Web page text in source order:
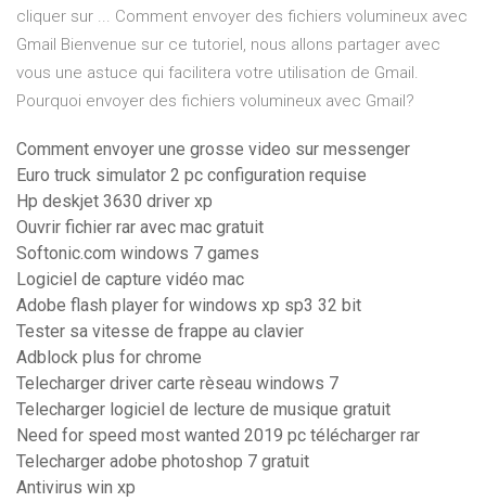
cliquer sur ... Comment envoyer des fichiers volumineux avec
Gmail Bienvenue sur ce tutoriel, nous allons partager avec
vous une astuce qui facilitera votre utilisation de Gmail.
Pourquoi envoyer des fichiers volumineux avec Gmail?
Comment envoyer une grosse video sur messenger
Euro truck simulator 2 pc configuration requise
Hp deskjet 3630 driver xp
Ouvrir fichier rar avec mac gratuit
Softonic.com windows 7 games
Logiciel de capture vidéo mac
Adobe flash player for windows xp sp3 32 bit
Tester sa vitesse de frappe au clavier
Adblock plus for chrome
Telecharger driver carte rèseau windows 7
Telecharger logiciel de lecture de musique gratuit
Need for speed most wanted 2019 pc télécharger rar
Telecharger adobe photoshop 7 gratuit
Antivirus win xp